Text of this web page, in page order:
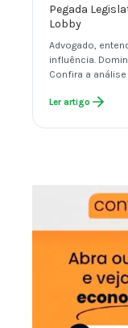
Pegada
Lobby
Advogado,
influência.
Confira a
Ler artigo